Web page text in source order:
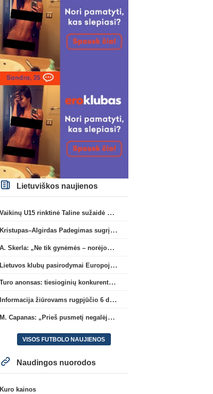
Lietuviškos naujienos
Vaikinų U15 rinktinė Taline sužaidė pirmąsias kontrolines rungtynes
Kristupas–Algirdas Padegimas sugrįžta į FC „Hegelmann” B sudėtį
A. Skerla: „Ne tik gynėmės – norėjome atakuoti“
Lietuvos klubų pasirodymai Europoje: patirti pralaimėjimai Kroatijos atstovams
Turo anonsas: tiesioginių konkurentų dvikova Gargžduose
Informacija žiūrovams rugpjūčio 6 d. UEFA rungtynėms
M. Capanas: „Prieš pusmetį negalėjau net įsivaizduoti, kad žaisime prieš „Hajduk“
VISOS FUTBOLO NAUJIENOS
Naudingos nuorodos
Kuro kainos